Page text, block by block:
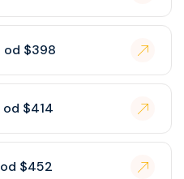
od $398
od $414
od $452